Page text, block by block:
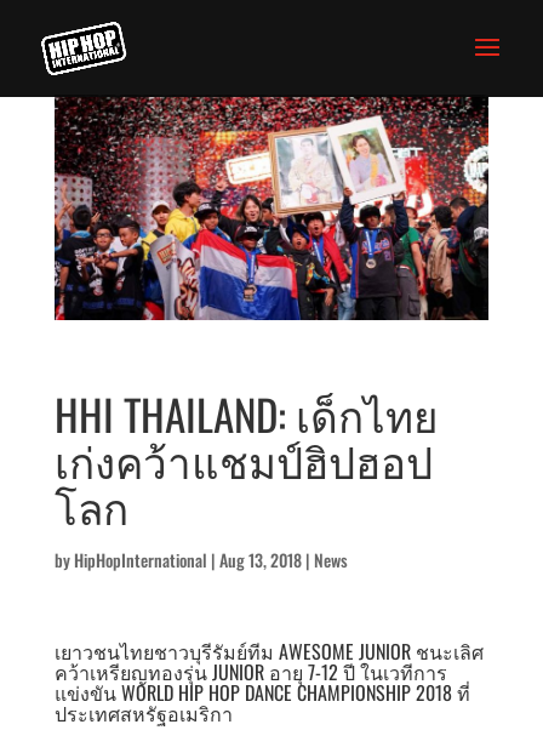
HHI THAILAND: เด็กไทย
เก่งคว้าแชมป์ฮิปฮอป
โลก
byHipHopInternational |Aug 13, 2018| News
เยาวชนไทยชาวบุรีรัมย์ทีม AWESOME JUNIOR ชนะเลิศ
คว้าเหรียญทองรุ่น JUNIOR อายุ 7-12 ปี ในเวทีการ
แข่งขัน WORLD HIP HOP DANCE CHAMPIONSHIP 2018 ที่
ประเทศสหรัฐอเมริกา